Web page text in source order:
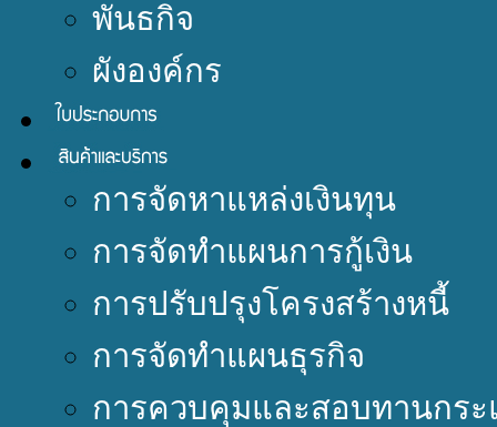
พันธกิจ
ผังองค์กร
การจัดหาแหล่งเงินทุน
การจัดทำแผนการกู้เงิน
การปรับปรุงโครงสร้างหนี้
การจัดทำแผนธุรกิจ
การควบคุมและสอบทานกระ